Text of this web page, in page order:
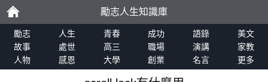
勵
志
勵志人生知識庫
勵志 人生 青春 成功 語錄
美文
故事
處世 高三 職場 演講
家教
人物
感恩 大學 創業 名言 更多